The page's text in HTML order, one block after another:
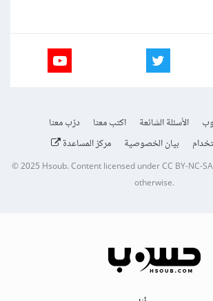
الأسئلة الشائعة اكتب معنا
درّب معنا
بيان الخصوصية مركز المساعدة
© 2025Hsoub.Content licensed underCC BY-NC-
otherwise.